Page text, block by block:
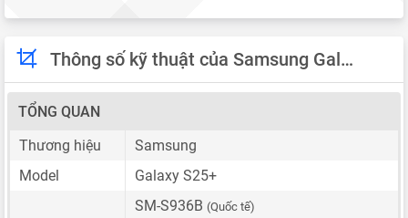
Thông số kỹ thuật của Samsung Galaxy S25+
TỔNG QUAN
Thương hiệu
Samsung
Model
Galaxy S25+
SM-S936B (Quốc tế)